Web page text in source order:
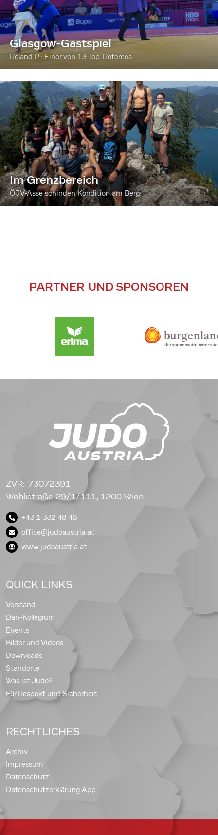
Glasgow-Gastspiel
Roland P.: Einer von 13 Top-Referees
Im Grenzbereich
ÖJV-Asse schinden Kondition am Berg
PARTNER UND SPONSOREN
ZVR: 73072391
Wehlistraße 29/1/111, 1200 Wien
+43 1 332 48 48
office@judoaustria.at
www.judoaustria.at
QUICK LINKS
Vorstand
Dan-Kollegium
Events
Bilder und Videos
Downloads
Standorte
Was ist Judo?
Für Respekt und Sicherheit
RECHTLICHES
Archiv
Impressum
Datenschutz
Datenschutzerklärung App